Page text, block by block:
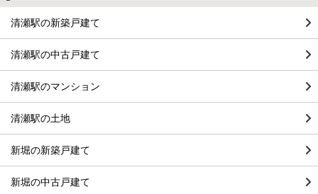
清瀬駅の新築戸建て
清瀬駅の中古戸建て
清瀬駅のマンション
清瀬駅の土地
新堀の新築戸建て
新堀の中古戸建て